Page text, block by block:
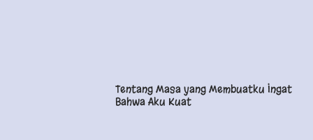
Tentang Masa yang Membuatku Ingat
Bahwa Aku Kuat